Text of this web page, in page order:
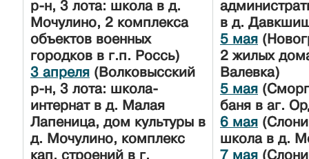
р-н, 3 лота: школа в д.
Мочулино, 2 комплекса
объектов военных
городков в г.п. Россь)
3 апреля (Волковысский
р-н, 3 лота: школа-
интернат в д. Малая
Лапеница, дом культуры в
д. Мочулино, комплекс
кап. строений в г.
в д.
5 мая
2 жилых
Валевка)
5 мая
баня в аг.
6 мая
школа в д.
7 мая